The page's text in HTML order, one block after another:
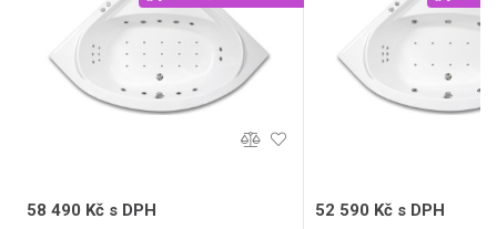
58 490 Kč s DPH 52 590 Kč s DPH